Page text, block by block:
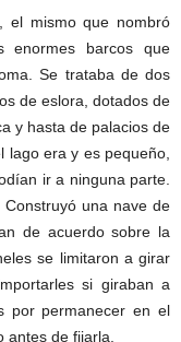
el mismo que nombró
enormes barcos que
Se trataba de dos
de eslora, dotados de
y hasta de palacios de
lago era y es pequeño,
ir a ninguna parte.
una nave de
de acuerdo sobre la
se limitaron a girar
si giraban a
por permanecer en el
antes de fijarla.